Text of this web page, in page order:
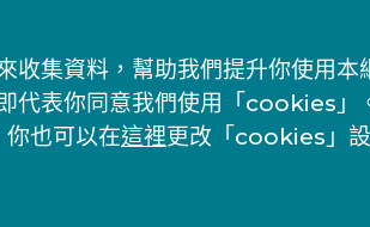
集資料，幫助我們提升你使用本
代表你同意我們使用「cookies」
你也可以在這裡更改「cookies」設